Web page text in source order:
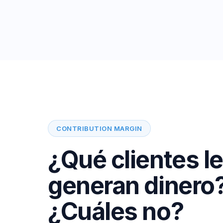
CONTRIBUTION MARGIN
¿Qué clientes le
generan
¿Cuáles no?